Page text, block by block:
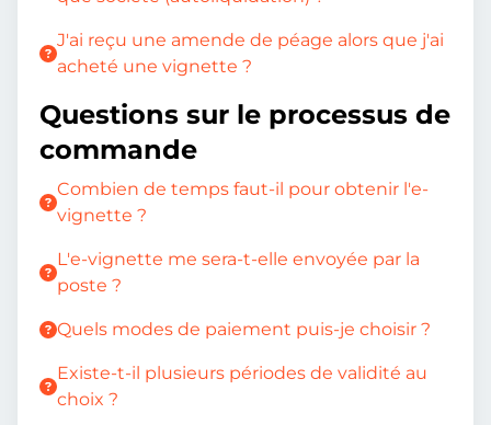
J'ai reçu une amende de péage alors que j'ai
acheté une vignette ?
Questions sur le processus de
commande
Combien de temps faut-il pour obtenir l'e-
vignette ?
L'e-vignette me sera-t-elle envoyée par la
poste ?
Quels modes de paiement puis-je choisir ?
Existe-t-il plusieurs périodes de validité au
choix ?